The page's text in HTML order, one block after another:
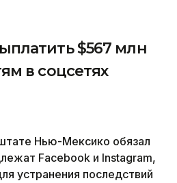
$567 млн
в соцсетях
Нью-Мексико обязал
Facebook и Instagram,
устранения последствий